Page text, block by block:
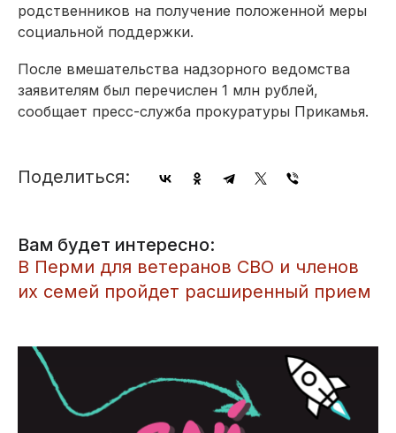
родственников на получение положенной меры
социальной поддержки.
После вмешательства надзорного ведомства
заявителям был перечислен 1 млн рублей,
сообщает пресс-служба прокуратуры Прикамья.
Поделиться:
Вам будет интересно:
В Перми для ветеранов СВО и членов
их семей пройдет расширенный прием